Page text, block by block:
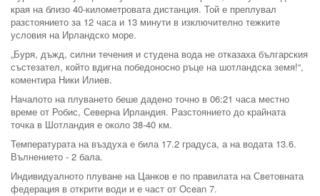
края на близо 40-километровата дистанция. Той е преплувал
разстоянието за 12 часа и 13 минути в изключително тежките
условия на Ирландско море.
„Буря, дъжд, силни течения и студена вода не отказаха българския
състезател, който вдигна победоносно ръце на шотландска земя!“,
коментира Ники Илиев.
Началото на плуването беше дадено точно в 06:21 часа местно
време от Робис, Северна Ирландия. Разстоянието до крайната
точка в Шотландия е около 38-40 км.
Температурата на въздуха е била 17.2 градуса, а на водата 13.6.
Вълнението - 2 бала.
Индивидуалното плуване на Цанков е по правилата на Световната
федерация в открити води и е част от Ocean 7.